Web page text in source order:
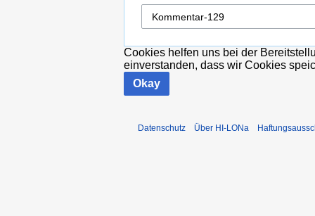
Cookies helfen uns bei der
einverstanden, dass wir Cookies
Okay
Datenschutz Über HI-LONa